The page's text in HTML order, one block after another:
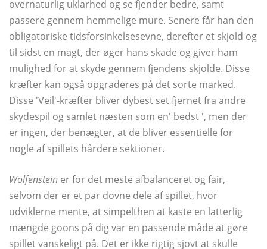
overnaturlig uklarhed og se fjender bedre, samt
passere gennem hemmelige mure. Senere får han den
obligatoriske tidsforsinkelsesevne, derefter et skjold og
til sidst en magt, der øger hans skade og giver ham
mulighed for at skyde gennem fjendens skjolde. Disse
kræfter kan også opgraderes på det sorte marked.
Disse 'Veil'-kræfter bliver dybest set fjernet fra andre
skydespil og samlet næsten som en' bedst ', men der
er ingen, der benægter, at de bliver essentielle for
nogle af spillets hårdere sektioner.
Wolfenstein er for det meste afbalanceret og fair,
selvom der er et par dovne dele af spillet, hvor
udviklerne mente, at simpelthen at kaste en latterlig
mængde goons på dig var en passende måde at gøre
spillet vanskeligt på. Det er ikke rigtig sjovt at skulle